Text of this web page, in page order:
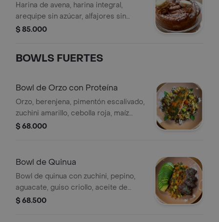
Harina de avena, harina integral,
arequipe sin azúcar, alfajores sin
azúcar, endulzado con stevia.
$ 85.000
BOWLS FUERTES
Bowl de Orzo con Proteína
Orzo, berenjena, pimentón escalivado,
zuchini amarillo, cebolla roja, maíz
tierno, tomates cherry, queso feta
$ 68.000
Bowl de Quinua
Bowl de quinua con zuchini, pepino,
aguacate, guiso criollo, aceite de
achiote, papas rostizadas, ají dulce y
$ 68.500